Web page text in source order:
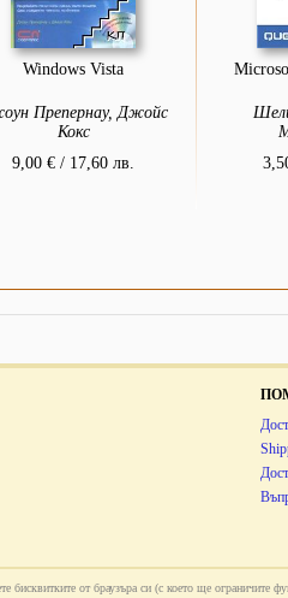
Windows Vista
Препернау, Джойс
Кокс
9,00 € / 17,60 лв.
от браузъра си (с което ще ограничите